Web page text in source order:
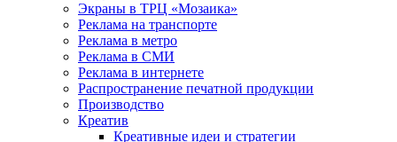
Экраны в ТРЦ «Мозаика»
Реклама на транспорте
Реклама в метро
Реклама в СМИ
Реклама в интернете
Распространение печатной продукции
Производство
Креатив
Креативные идеи и стратегии